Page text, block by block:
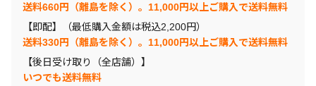
送料660円（離島を除く）。11,000円以上ご購入で送料無料
【即配】（最低購入金額は税込2,200円）
送料330円（離島を除く）。11,000円以上ご購入で送料無料
【後日受け取り（全店舗）】
いつでも送料無料